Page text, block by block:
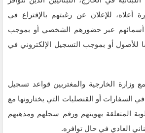
أعلاه، للإعلان عن رغبتهم بالإقتراع في
أسمائهم عبر حضورهم الشخصي أو بموجب
للأصول أو بموجب التسجيل الإلكتروني في
وزارة الخارجية والمغتربين قواعد تسجيل
السفارات أو القنصليات التي يختارونها مع
المتعلقة بهويتهم ورقم سجلهم ومذهبهم
العادي في حال توافره.